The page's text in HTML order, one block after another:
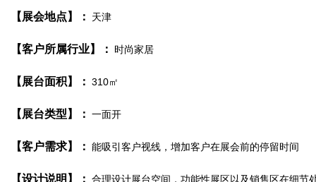
【展会地点】： 天津
【客户所属行业】： 时尚家居
【展台面积】： 310㎡
【展台类型】： 一面开
【客户需求】： 能吸引客户视线，增加客户在展会前的停留时间
【设计说明】： 合理设计展台空间，功能性展区以及销售区在细节